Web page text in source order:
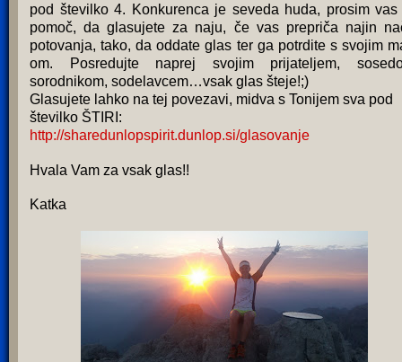
pod številko 4. Konkurenca je seveda huda, prosim vas
pomoč, da glasujete za naju, če vas prepriča najin
potovanja, tako, da oddate glas ter ga potrdite s svojim
om. Posredujte naprej svojim prijateljem,
sorodnikom, sodelavcem…vsak glas šteje!;)
Glasujete lahko na tej povezavi, midva s Tonijem sva pod
številko ŠTIRI:
http://sharedunlopspirit.dunlop.si/glasovanje
Hvala Vam za vsak glas!!
Katka